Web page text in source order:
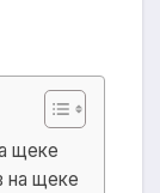
щеке
на щеке